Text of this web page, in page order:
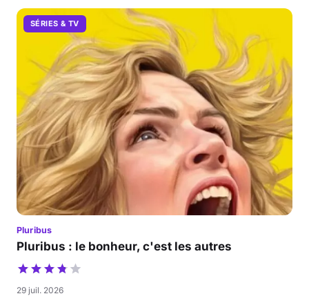
SÉRIES & TV
Pluribus
Pluribus : le bonheur, c'est les autres
29 juil. 2026